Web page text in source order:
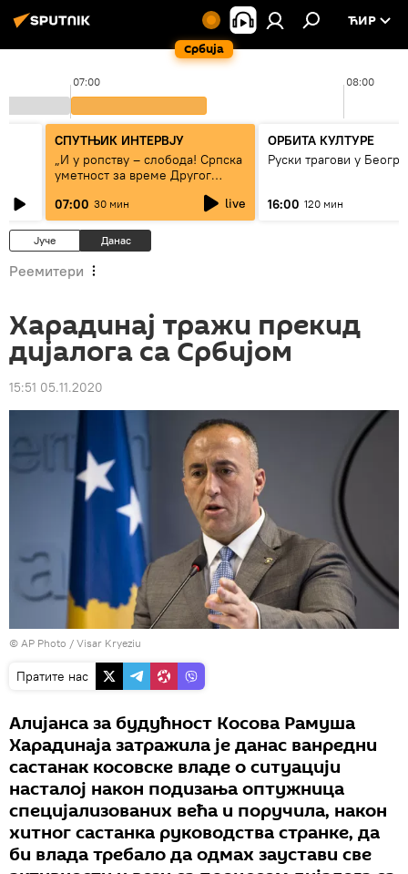
Србија
ЋИР
07:00 08:00
СПУТЊИК ИНТЕРВЈУ
„И у ропству – слобода! Српска
уметност за време Другог
07:00 30 мин live
ОРБИТА КУЛТУРЕ
Руски трагови у
16:00 120 мин
Јуче Данас
Реемитери
Харадинај тражи прекид
дијалога са Србијом
15:51 05.11.2020
© AP Photo / Visar Kryeziu
Пратите нас
Алијанса за будућност Косова Рамуша
Харадинаја затражила је данас ванредни
састанак косовске владе о ситуацији
насталој након подизања оптужница
специјализованих већа и поручила, након
хитног састанка руководства странке, да
би влада требало да одмах заустави све